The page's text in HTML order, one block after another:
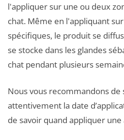
l'appliquer sur une ou deux
chat. Même en l'appliquant
spécifiques, le produit se
se stocke dans les glandes
chat pendant plusieurs
Nous vous recommandons de
attentivement la date
de savoir quand appliquer